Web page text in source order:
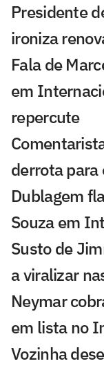
Presidente
ironiza
Fala de
em
repercute
derrota
Dublagem
Souza em
Susto de
a viralizar
Neymar
em lista no
Vozinha